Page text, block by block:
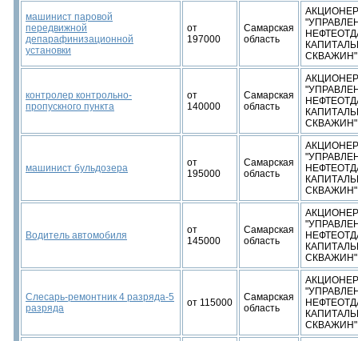
машинист паровой
передвижной
депарафинизационной
установки
от
197000
Самарская
область
СКВАЖИН"
контролер контрольно-
пропускного пункта
от
140000
Самарская
область
СКВАЖИН"
машинист бульдозера
от
195000
Самарская
область
СКВАЖИН"
Водитель автомобиля
от
145000
Самарская
область
СКВАЖИН"
Слесарь-ремонтник 4 разряда-5
разряда
от 115000
Самарская
область
СКВАЖИН"